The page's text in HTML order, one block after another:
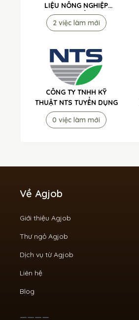
LIỆU NÔNG NGHIỆP
MEKONG TUYỂN DỤNG
2 việc làm mới
CÔNG TY TNHH KỸ
THUẬT NTS TUYỂN DỤNG
0 việc làm mới
Về Agjob
Giới thiệu Agjob
Thư ngỏ Agjob
Dịch vụ từ Agjob
Liên hệ
Blog